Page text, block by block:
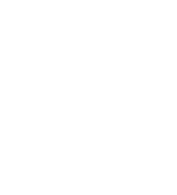
FAVORITO